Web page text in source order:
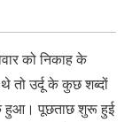
को निकाह के
तो उर्दू के कुछ शब्दों
हुआ। पूछताछ शुरू हुई